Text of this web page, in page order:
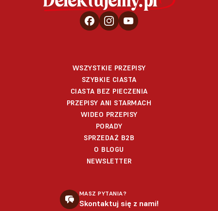
WSZYSTKIE PRZEPISY
SZYBKIE CIASTA
CIASTA BEZ PIECZENIA
PRZEPISY ANI STARMACH
WIDEO PRZEPISY
PORADY
SPRZEDAŻ B2B
O BLOGU
NEWSLETTER
MASZ PYTANIA?
Skontaktuj się z nami!